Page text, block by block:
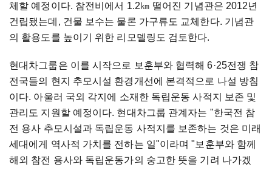
체할 예정이다. 참전비에서 1.2㎞ 떨어진 기념관은 2012년
건립됐는데, 건물 보수는 물론 가구류도 교체한다. 기념관
의 활용도를 높이기 위한 리모델링도 검토한다.
현대차그룹은 이를 시작으로 보훈부와 협력해 6·25전쟁 참
전국들의 현지 추모시설 환경개선에 본격적으로 나설 방침
이다. 아울러 국외 각지에 소재한 독립운동 사적지 보존 및
관리도 지원할 예정이다. 현대차그룹 관계자는 "한국전 참
전 용사 추모시설과 독립운동 사적지를 보존하는 것은 미래
세대에게 역사적 가치를 전하는 일"이라며 "보훈부와 함께
해외 참전 용사와 독립운동가의 숭고한 뜻을 기려 나가겠